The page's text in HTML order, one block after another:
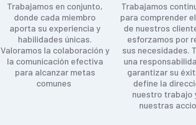
Trabajamos en conjunto,
donde cada miembro
aporta su experiencia y
habilidades únicas.
Valoramos la colaboración y
la comunicación efectiva
para alcanzar metas
comunes
Trabajamos
para comprender
de nuestros
esforzamos por
sus necesidades.
una
garantizar su
define la
nuestro trabajo
nuestras